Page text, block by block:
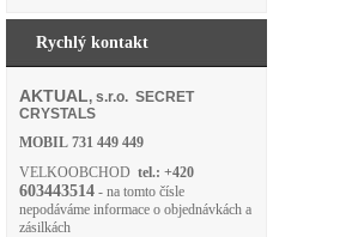
Rychlý kontakt
AKTUAL, s.r.o. SECRET
CRYSTALS
MOBIL 731 449 449
VELKOOBCHOD tel.: +420
603443514 - na tomto čísle
nepodáváme informace o objednávkách a
zásilkách